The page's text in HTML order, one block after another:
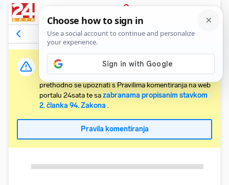
PRIJAVA
Komentari Relevantni
Važna obavijest:
Svaki korisnik koji želi komentirati članke obvezan je
prethodno se upoznati s Pravilima komentiranja na web
portalu 24sata te sazabranama propisanim stavkom
2. članka 94. Zakona .
Pravila komentiranja